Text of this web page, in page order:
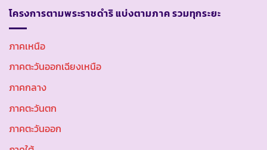
โครงการตามพระราชดำริ แบ่งตามภาค รวมทุกระยะ
ภาคเหนือ
ภาคตะวันออกเฉียงเหนือ
ภาคกลาง
ภาคตะวันตก
ภาคตะวันออก